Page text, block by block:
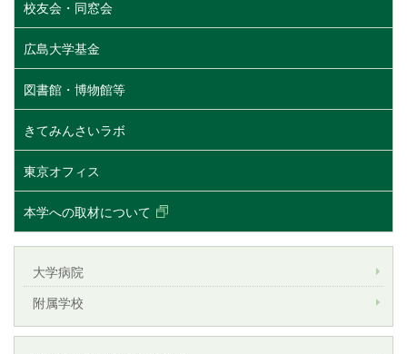
校友会・同窓会
広島大学基金
図書館・博物館等
きてみんさいラボ
東京オフィス
本学への取材について
大学病院
附属学校